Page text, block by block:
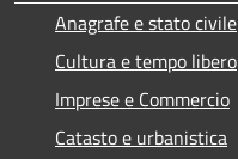
Anagrafe e stato civile
Cultura e tempo libero
Imprese e Commercio
Catasto e urbanistica